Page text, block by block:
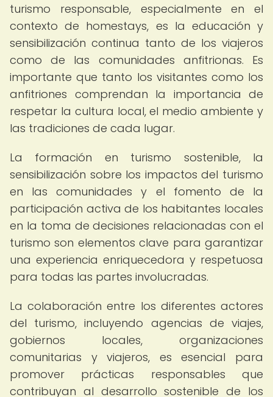
turismo responsable, especialmente en el
contexto de homestays, es la educación y
sensibilización continua tanto de los viajeros
como de las comunidades anfitrionas. Es
importante que tanto los visitantes como los
anfitriones comprendan la importancia de
respetar la cultura local, el medio ambiente y
las tradiciones de cada lugar.
La formación en turismo sostenible, la
sensibilización sobre los impactos del turismo
en las comunidades y el fomento de la
participación activa de los habitantes locales
en la toma de decisiones relacionadas con el
turismo son elementos clave para garantizar
una experiencia enriquecedora y respetuosa
para todas las partes involucradas.
La colaboración entre los diferentes actores
del turismo, incluyendo agencias de viajes,
gobiernos locales, organizaciones
comunitarias y viajeros, es esencial para
promover prácticas responsables que
contribuyan al desarrollo sostenible de los